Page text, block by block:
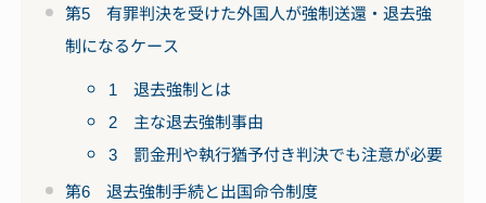
第5 有罪判決を受けた外国人が強制送還・退去強
制になるケース
1 退去強制とは
2 主な退去強制事由
3 罰金刑や執行猶予付き判決でも注意が必要
第6 退去強制手続と出国命令制度